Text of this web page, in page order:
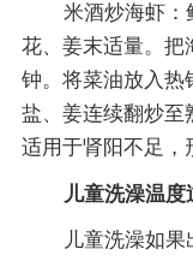
米酒炒海虾：
花、姜末适量。把
钟。将菜油放入热
盐、姜连续翻炒至
适用于肾阳不足，
儿童洗澡温
儿童洗澡如